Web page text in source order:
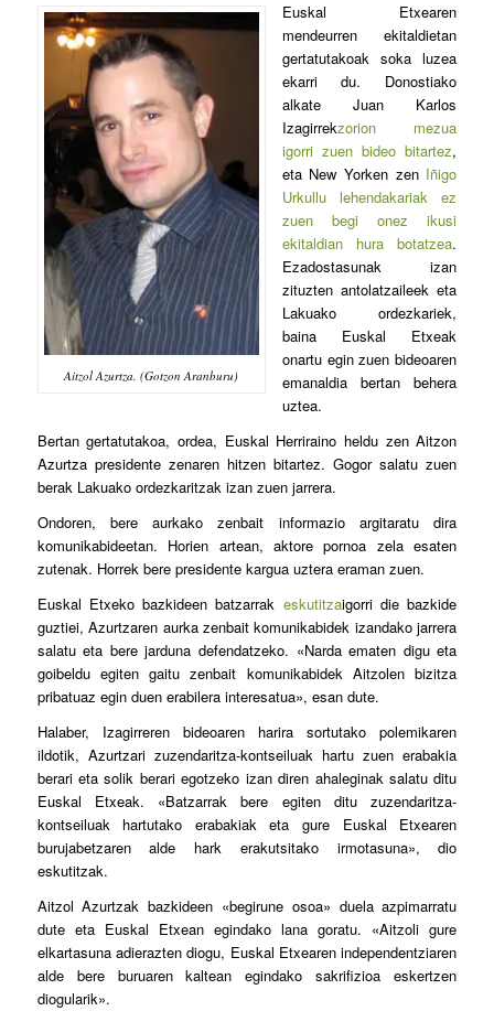
Aitzol Azurtza. (Gotzon Aranburu)
Euskal Etxearen
mendeurren ekitaldietan
gertatutakoak soka luzea
ekarri du. Donostiako
alkate Juan Karlos
Izagirrekzorion mezua
igorri zuen bideo bitartez,
eta New Yorken zen Iñigo
Urkullu lehendakariak ez
zuen begi onez ikusi
ekitaldian hura botatzea.
Ezadostasunak izan
zituzten antolatzaileek eta
Lakuako ordezkariek,
baina Euskal Etxeak
onartu egin zuen bideoaren
emanaldia bertan behera
uztea.
Bertan gertatutakoa, ordea, Euskal Herriraino heldu zen Aitzon
Azurtza presidente zenaren hitzen bitartez. Gogor salatu zuen
berak Lakuako ordezkaritzak izan zuen jarrera.
Ondoren, bere aurkako zenbait informazio argitaratu dira
komunikabideetan. Horien artean, aktore pornoa zela esaten
zutenak. Horrek bere presidente kargua uztera eraman zuen.
Euskal Etxeko bazkideen batzarrak eskutitzaigorri die bazkide
guztiei, Azurtzaren aurka zenbait komunikabidek izandako jarrera
salatu eta bere jarduna defendatzeko. «Narda ematen digu eta
goibeldu egiten gaitu zenbait komunikabidek Aitzolen bizitza
pribatuaz egin duen erabilera interesatua», esan dute.
Halaber, Izagirreren bideoaren harira sortutako polemikaren
ildotik, Azurtzari zuzendaritza-kontseiluak hartu zuen erabakia
berari eta solik berari egotzeko izan diren ahaleginak salatu ditu
Euskal Etxeak. «Batzarrak bere egiten ditu zuzendaritza-
kontseiluak hartutako erabakiak eta gure Euskal Etxearen
burujabetzaren alde hark erakutsitako irmotasuna», dio
eskutitzak.
Aitzol Azurtzak bazkideen «begirune osoa» duela azpimarratu
dute eta Euskal Etxean egindako lana goratu. «Aitzoli gure
elkartasuna adierazten diogu, Euskal Etxearen independentziaren
alde bere buruaren kaltean egindako sakrifizioa eskertzen
diogularik».